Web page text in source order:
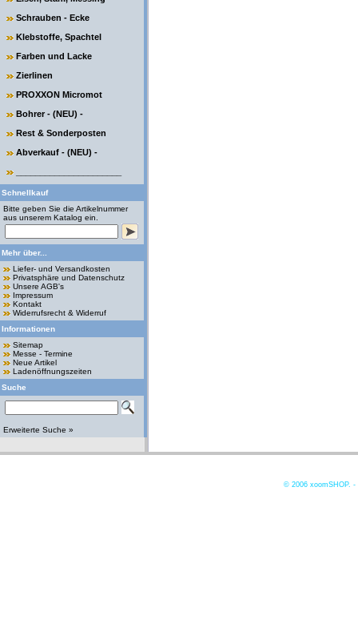
Schrauben - Ecke
Klebstoffe, Spachtel
Farben und Lacke
Zierlinen
PROXXON Micromot
Bohrer - (NEU) -
Rest & Sonderposten
Abverkauf - (NEU) -
Schnellkauf
Bitte geben Sie die Artikelnummer
aus unserem Katalog ein.
Mehr über...
Liefer- und Versandkosten
Privatsphäre und Datenschutz
Unsere AGB's
Impressum
Kontakt
Widerrufsrecht & Widerruf
Informationen
Sitemap
Messe - Termine
Neue Artikel
Ladenöffnungszeiten
Suche
Erweiterte Suche »
© 2006 xoomSHOP. -